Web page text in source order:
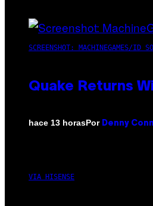
SCREENSHOT: MACHINEGAMES/ID
Quake Returns
hace 13 horasPor Denny
VIA HISENSE